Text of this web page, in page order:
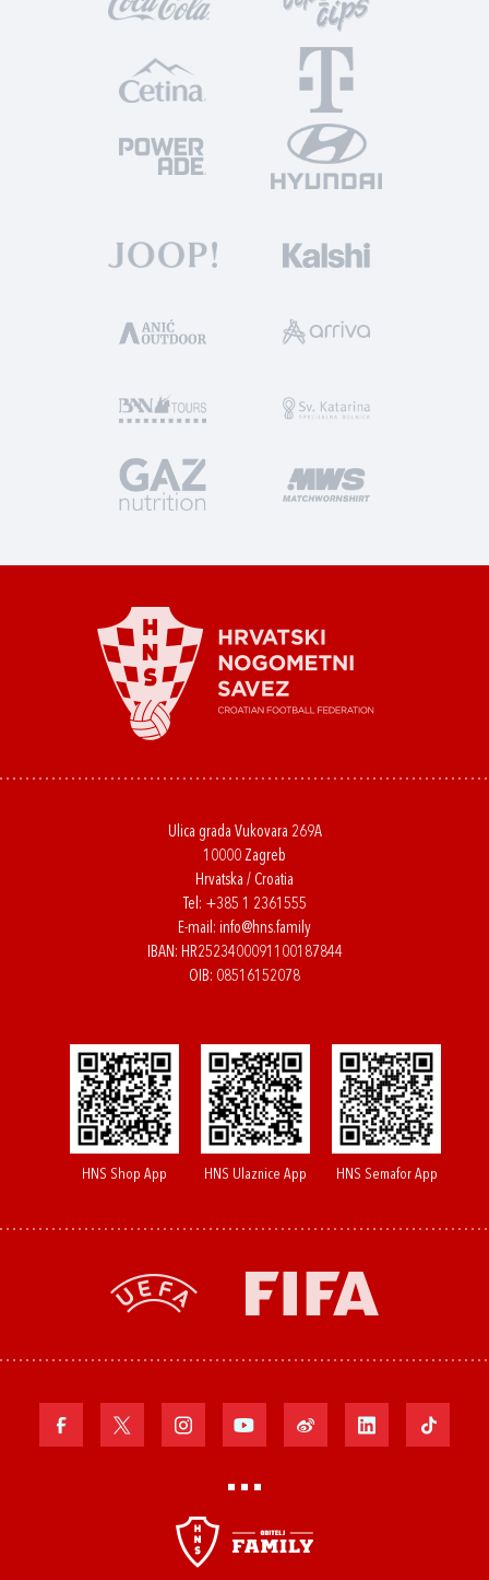
Ulica grada Vukovara 269A
10000 Zagreb
Hrvatska / Croatia
Tel: +385 1 2361555
E-mail: info@hns.family
IBAN: HR2523400091100187844
OIB: 08516152078
HNS Shop App HNS Ulaznice App HNS Semafor App